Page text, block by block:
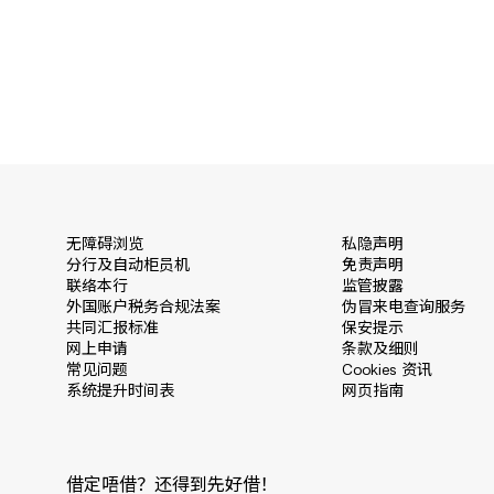
无障碍浏览
分行及自动柜员机
联络本行
外国账户税务合规法案
共同汇报标准
网上申请
常见问题
系统提升时间表
私隐声明
免责声明
监管披露
伪冒来电查询服务
保安提示
条款及细则
Cookies 资讯
网页指南
借定唔借？还得到先好借！